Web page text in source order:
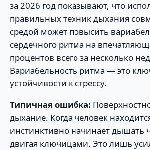
за 2026 год показывают, что
правильных техник дыхания
средой может повысить
сердечного ритма на
процентов всего за несколько
Вариабельность ритма — это
устойчивости к стрессу.
Типичная ошибка:
дыхание. Когда человек
инстинктивно начинает дышать
двигая ключицами. Это лишь